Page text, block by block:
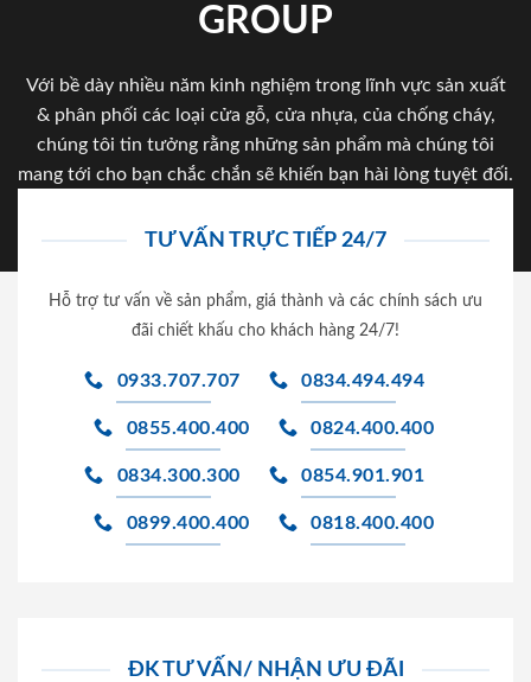
GROUP
Với bề dày nhiều năm kinh nghiệm trong lĩnh vực sản xuất
& phân phối các loại cửa gỗ, cửa nhựa, của chống cháy,
chúng tôi tin tưởng rằng những sản phẩm mà chúng tôi
mang tới cho bạn chắc chắn sẽ khiến bạn hài lòng tuyệt đối.
TƯ VẤN TRỰC TIẾP 24/7
Hỗ trợ tư vấn về sản phẩm, giá thành và các chính sách ưu
đãi chiết khấu cho khách hàng 24/7!
0933.707.707 0834.494.494
0855.400.400 0824.400.400
0834.300.300 0854.901.901
0899.400.400 0818.400.400
ĐK TƯ VẤN/ NHẬN ƯU ĐÃI